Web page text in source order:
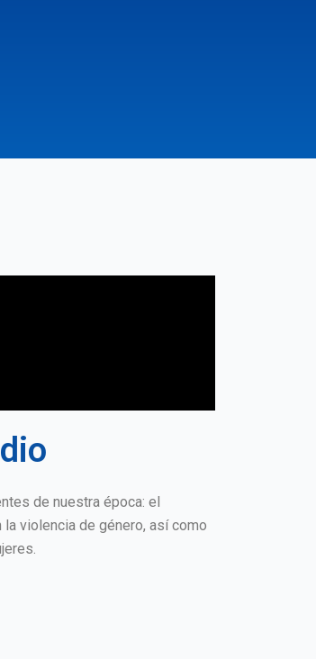
de nuestra época: el
violencia de género, así como